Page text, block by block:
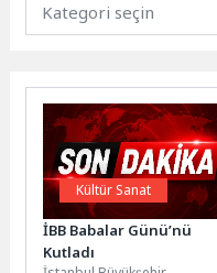
Kültür Sanat
İBB Babalar Günü’nü
Kutladı